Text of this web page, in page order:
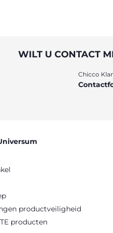
WILT U CONTACT
Chicco
productveiligheid
producten